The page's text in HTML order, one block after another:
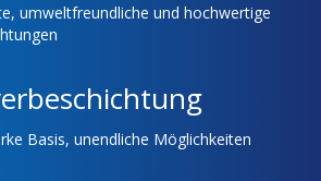
umweltfreundliche und hochwertige
Basis, unendliche Möglichkeiten